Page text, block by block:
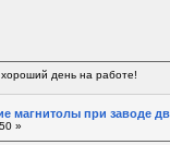
день на работе!
магнитолы при заводе
»